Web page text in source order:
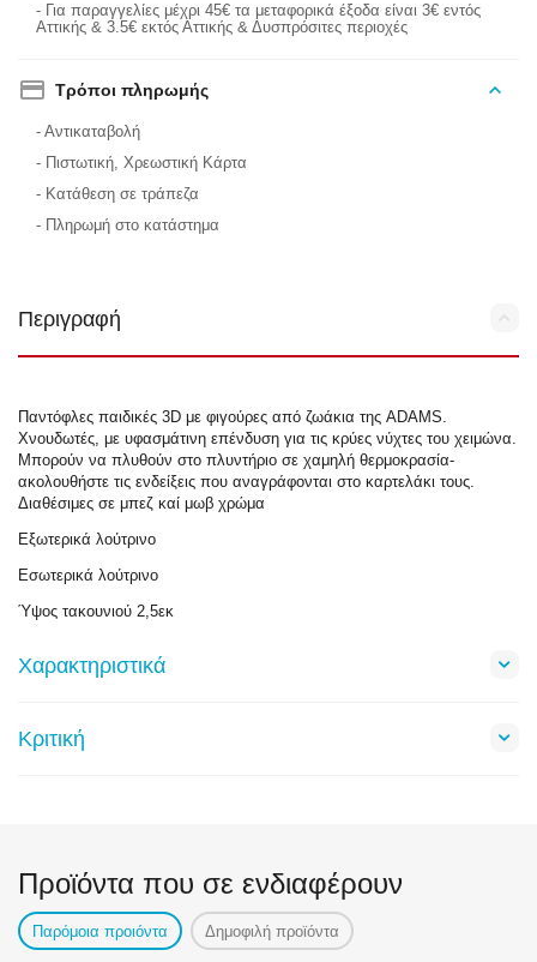
- Για παραγγελίες μέχρι 45€ τα μεταφορικά έξοδα είναι 3€ εντός
Αττικής & 3.5€ εκτός Αττικής & Δυσπρόσιτες περιοχές
Τρόποι πληρωμής
- Αντικαταβολή
- Πιστωτική, Χρεωστική Κάρτα
- Κατάθεση σε τράπεζα
- Πληρωμή στο κατάστημα
Περιγραφή
Παντόφλες παιδικές 3D με φιγούρες από ζωάκια της ADAMS.
Χνουδωτές, με υφασμάτινη επένδυση για τις κρύες νύχτες του χειμώνα.
Μπορούν να πλυθούν στο πλυντήριο σε χαμηλή θερμοκρασία-
ακολουθήστε τις ενδείξεις που αναγράφονται στο καρτελάκι τους.
Διαθέσιμες σε μπεζ καί μωβ χρώμα
Εξωτερικά λούτρινο
Εσωτερικά λούτρινο
Ύψος τακουνιού 2,5εκ
Χαρακτηριστικά
Κριτική
Προϊόντα που σε ενδιαφέρουν
Παρόμοια προιόντα Δημοφιλή προϊόντα